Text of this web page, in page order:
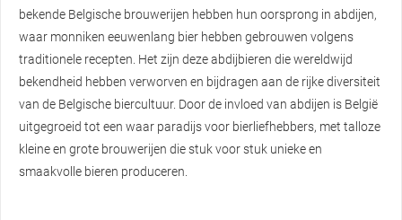
bekende Belgische brouwerijen hebben hun oorsprong in abdijen,
waar monniken eeuwenlang bier hebben gebrouwen volgens
traditionele recepten. Het zijn deze abdijbieren die wereldwijd
bekendheid hebben verworven en bijdragen aan de rijke diversiteit
van de Belgische biercultuur. Door de invloed van abdijen is België
uitgegroeid tot een waar paradijs voor bierliefhebbers, met talloze
kleine en grote brouwerijen die stuk voor stuk unieke en
smaakvolle bieren produceren.